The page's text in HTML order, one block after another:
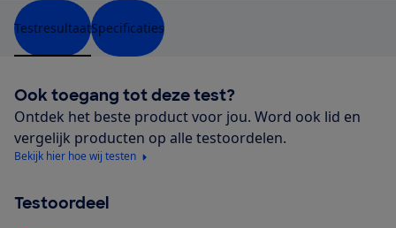
TestresultaatSpecificaties
Ook toegang tot deze test?
Ontdek het beste product voor jou. Word ook lid en
vergelijk producten op alle testoordelen.
Bekijk hier hoe wij testen
Testoordeel